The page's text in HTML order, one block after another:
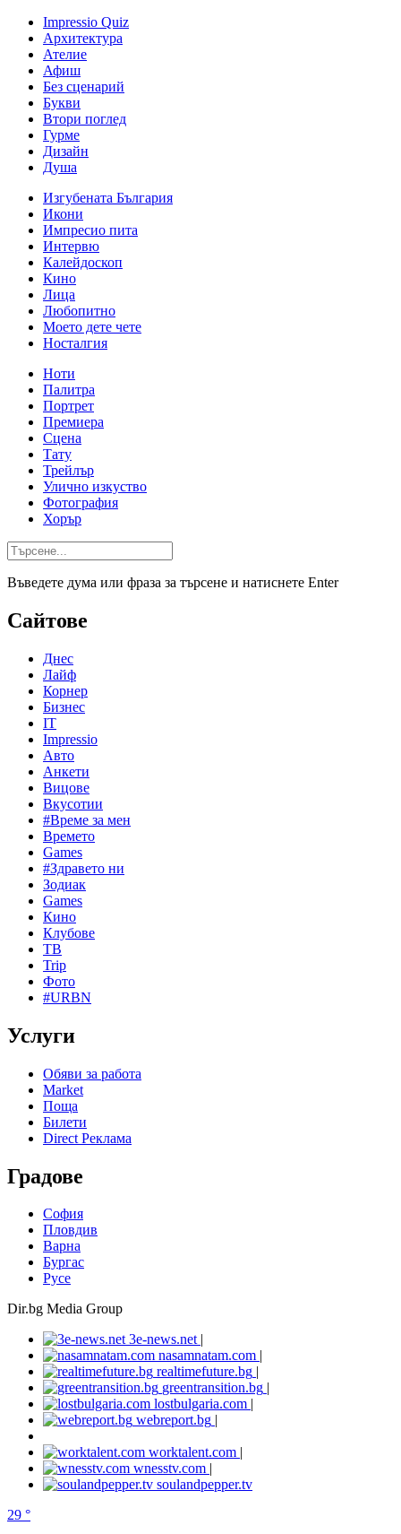
Impressio Quiz
Архитектура
Ателие
Афиш
Без сценарий
Букви
Втори поглед
Гурме
Дизайн
Душа
Изгубената България
Икони
Импресио пита
Интервю
Калейдоскоп
Кино
Лица
Любопитно
Моето дете чете
Носталгия
Ноти
Палитра
Портрет
Премиера
Сцена
Тату
Трейлър
Улично изкуство
Фотография
Хорър
Въведете дума или фраза за търсене и натиснете Enter
Сайтове
Днес
Лайф
Корнер
Бизнес
IT
Impressio
Авто
Анкети
Вицове
Вкусотии
#Време за мен
Времето
Games
#Здравето ни
Зодиак
Games
Кино
Клубове
ТВ
Trip
Фото
#URBN
Услуги
Обяви за работа
Market
Поща
Билети
Direct Реклама
Градове
София
Пловдив
Варна
Бургас
Русе
Dir.bg Media Group
3e-news.net |
nasamnatam.com |
realtimefuture.bg |
greentransition.bg |
lostbulgaria.com |
webreport.bg |
worktalent.com |
wnesstv.com |
soulandpepper.tv
29 °